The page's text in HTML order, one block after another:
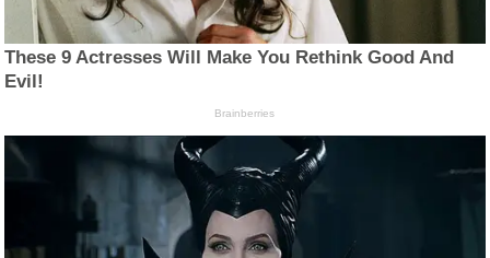
These 9 Actresses Will Make You Rethink Good And
Evil!
Brainberries